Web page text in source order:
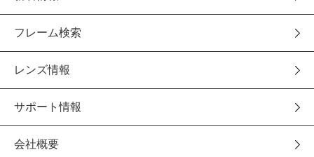
フレーム検索
レンズ情報
サポート情報
会社概要